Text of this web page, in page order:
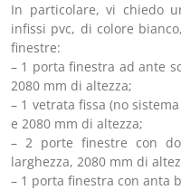
In particolare, vi chiedo
infissi pvc, di colore
finestre:
– 1 porta finestra ad ante
2080 mm di altezza;
– 1 vetrata fissa (no
e 2080 mm di altezza;
– 2 porte finestre con
larghezza, 2080 mm di
– 1 porta finestra con anta